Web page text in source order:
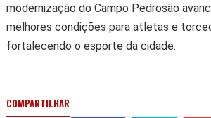
modernização do Campo Pedrosão
melhores condições para atletas e
fortalecendo o esporte da cidade.
COMPARTILHAR